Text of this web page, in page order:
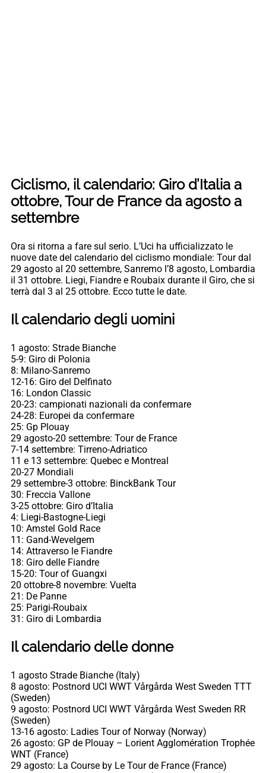
Ciclismo, il calendario: Giro d’Italia a
ottobre, Tour de France da agosto a
settembre
Ora si ritorna a fare sul serio. L’Uci ha ufficializzato le
nuove date del calendario del ciclismo mondiale: Tour dal
29 agosto al 20 settembre, Sanremo l’8 agosto, Lombardia
il 31 ottobre. Liegi, Fiandre e Roubaix durante il Giro, che si
terrà dal 3 al 25 ottobre. Ecco tutte le date.
Il calendario degli uomini
1 agosto: Strade Bianche
5-9: Giro di Polonia
8: Milano-Sanremo
12-16: Giro del Delfinato
16: London Classic
20-23: campionati nazionali da confermare
24-28: Europei da confermare
25: Gp Plouay
29 agosto-20 settembre: Tour de France
7-14 settembre: Tirreno-Adriatico
11 e 13 settembre: Quebec e Montreal
20-27 Mondiali
29 settembre-3 ottobre: BinckBank Tour
30: Freccia Vallone
3-25 ottobre: Giro d’Italia
4: Liegi-Bastogne-Liegi
10: Amstel Gold Race
11: Gand-Wevelgem
14: Attraverso le Fiandre
18: Giro delle Fiandre
15-20: Tour of Guangxi
20 ottobre-8 novembre: Vuelta
21: De Panne
25: Parigi-Roubaix
31: Giro di Lombardia
Il calendario delle donne
1 agosto Strade Bianche (Italy)
8 agosto: Postnord UCI WWT Vårgårda West Sweden TTT
(Sweden)
9 agosto: Postnord UCI WWT Vårgårda West Sweden RR
(Sweden)
13-16 agosto: Ladies Tour of Norway (Norway)
26 agosto: GP de Plouay – Lorient Agglomération Trophée
WNT (France)
29 agosto: La Course by Le Tour de France (France)